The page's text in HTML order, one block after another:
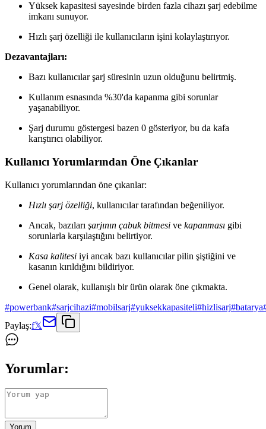
Yüksek kapasitesi sayesinde birden fazla cihazı şarj edebilme
imkanı sunuyor.
Hızlı şarj özelliği ile kullanıcıların işini kolaylaştırıyor.
Dezavantajları:
Bazı kullanıcılar şarj süresinin uzun olduğunu belirtmiş.
Kullanım esnasında %30'da kapanma gibi sorunlar
yaşanabiliyor.
Şarj durumu göstergesi bazen 0 gösteriyor, bu da kafa
karıştırıcı olabiliyor.
Kullanıcı Yorumlarından Öne Çıkanlar
Kullanıcı yorumlarından öne çıkanlar:
Hızlı şarj özelliği, kullanıcılar tarafından beğeniliyor.
Ancak, bazıları şarjının çabuk bitmesi ve kapanması gibi
sorunlarla karşılaştığını belirtiyor.
Kasa kalitesi iyi ancak bazı kullanıcılar pilin şiştiğini ve
kasanın kırıldığını bildiriyor.
Genel olarak, kullanışlı bir ürün olarak öne çıkmakta.
#powerbank#sarjcihazi#mobilsarj#yuksekkapasiteli#hizlisarj#batarya
Paylaş:f𝕏
Yorumlar:
Yorum